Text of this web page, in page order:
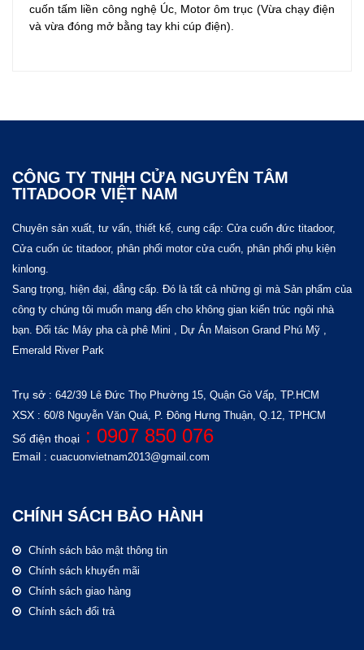
cuốn tấm liền công nghệ Úc, Motor ôm trục (Vừa chạy điện
và vừa đóng mở bằng tay khi cúp điện).
CÔNG TY TNHH CỬA NGUYÊN TÂM
TITADOOR VIỆT NAM
Chuyên sản xuất, tư vấn, thiết kế, cung cấp: Cửa cuốn đức titadoor,
Cửa cuốn úc titadoor, phân phối motor cửa cuốn, phân phối phụ kiện
kinlong.
Sang trọng, hiện đại, đẳng cấp. Đó là tất cả những gì mà Sản phẩm của
công ty chúng tôi muốn mang đến cho không gian kiến trúc ngôi nhà
bạn. Đối tác Máy pha cà phê Mini , Dự Án Maison Grand Phú Mỹ ,
Emerald River Park
Trụ sở : 642/39 Lê Đức Thọ Phường 15, Quận Gò Vấp, TP.HCM
XSX : 60/8 Nguyễn Văn Quá, P. Đông Hưng Thuận, Q.12, TPHCM
Số điện thoại : 0907 850 076
Email : cuacuonvietnam2013@gmail.com
CHÍNH SÁCH BẢO HÀNH
Chính sách bảo mật thông tin
Chính sách khuyến mãi
Chính sách giao hàng
Chính sách đổi trả